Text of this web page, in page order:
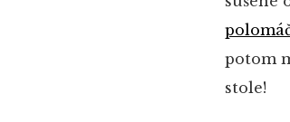
potom
stole!